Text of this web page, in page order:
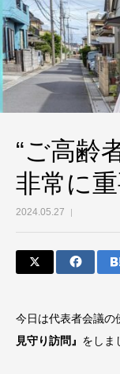
“ご高齢
非常に
2024.05.27
今日は代表者会議の
見守り訪問』 をしま